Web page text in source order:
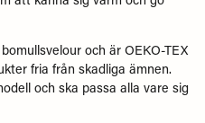
och är OEKO-TEX
fria från skadliga ämnen.
och ska passa alla vare sig